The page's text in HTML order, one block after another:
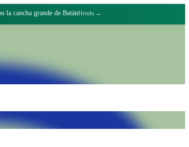
la cancha grande de BatánHendu →